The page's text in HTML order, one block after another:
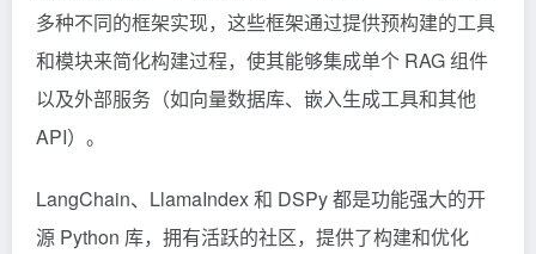
多种不同的框架实现，这些框架通过提供预构建的工具
和模块来简化构建过程，使其能够集成单个 RAG 组件
以及外部服务（如向量数据库、嵌入生成工具和其他
API）。
LangChain、LlamaIndex 和 DSPy 都是功能强大的开
源 Python 库，拥有活跃的社区，提供了构建和优化